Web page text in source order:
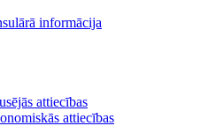
informācija
attiecības
attiecības